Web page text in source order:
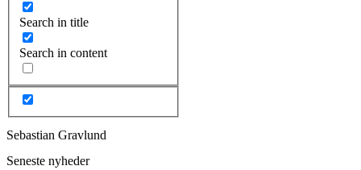
Search in title
Search in content
Sebastian Gravlund
Seneste nyheder